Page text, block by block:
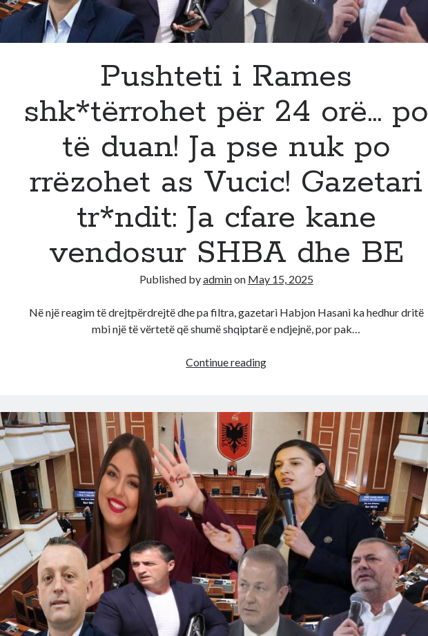
Pushteti i Rames
shk*tërrohet për 24 orë… po
të duan! Ja pse nuk po
rrëzohet as Vucic! Gazetari
tr*ndit: Ja cfare kane
vendosur SHBA dhe BE
Published byadminon May 15, 2025
Në një reagim të drejtpërdrejtë dhe pa filtra, gazetari Habjon Hasani ka hedhur dritë
mbi një të vërtetë që shumë shqiptarë e ndjejnë, por pak…
Continue readingPushteti
shk*tërrohet
24
orë…
po
të
duan!
Ja
pse
nuk
rrëzohet
Vucic!